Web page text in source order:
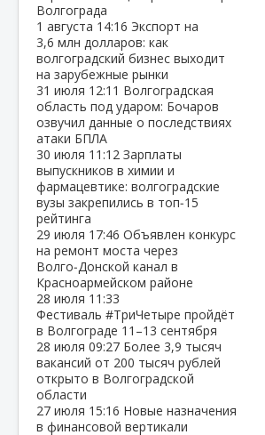
Волгограда
1 августа 14:16 Экспорт на
3,6 млн долларов: как
волгоградский бизнес выходит
на зарубежные рынки
31 июля 12:11 Волгоградская
область под ударом: Бочаров
озвучил данные о последствиях
атаки БПЛА
30 июля 11:12 Зарплаты
выпускников в химии и
фармацевтике: волгоградские
вузы закрепились в топ‑15
рейтинга
29 июля 17:46 Объявлен конкурс
на ремонт моста через
Волго‑Донской канал в
Красноармейском районе
28 июля 11:33
Фестиваль #ТриЧетыре пройдёт
в Волгограде 11–13 сентября
28 июля 09:27 Более 3,9 тысяч
вакансий от 200 тысяч рублей
открыто в Волгоградской
области
27 июля 15:16 Новые назначения
в финансовой вертикали